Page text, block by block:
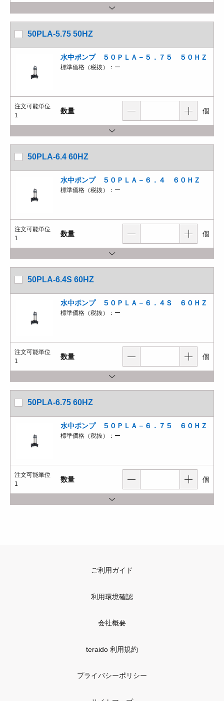
50PLA-5.75 50HZ
水中ポンプ ５０ＰＬＡ－５．７５ ５０ＨＺ
標準価格（税抜）： ー
注文可能単位
1
数量 個
50PLA-6.4 60HZ
水中ポンプ ５０ＰＬＡ－６．４ ６０ＨＺ
標準価格（税抜）： ー
注文可能単位
1
数量 個
50PLA-6.4S 60HZ
水中ポンプ ５０ＰＬＡ－６．４Ｓ ６０ＨＺ
標準価格（税抜）： ー
注文可能単位
1
数量 個
50PLA-6.75 60HZ
水中ポンプ ５０ＰＬＡ－６．７５ ６０ＨＺ
標準価格（税抜）： ー
注文可能単位
1
数量 個
ご利用ガイド
利用環境確認
会社概要
teraido 利用規約
プライバシーポリシー